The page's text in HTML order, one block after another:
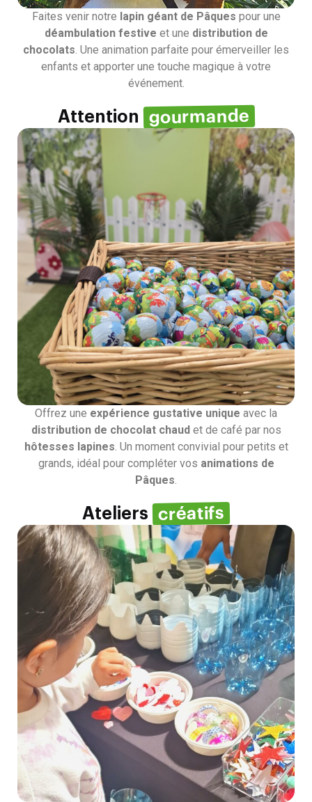
Faites venir notre lapin géant de Pâques pour une
déambulation festive et une distribution de
chocolats . Une animation parfaite pour émerveiller les
enfants et apporter une touche magique à votre
événement.
Attention gourmande
Offrez une expérience gustative unique avec la
distribution de chocolat chaudet de café par nos
hôtesses lapines . Un moment convivial pour petits et
grands, idéal pour compléter vos animations de
Pâques
Ateliers créatifs